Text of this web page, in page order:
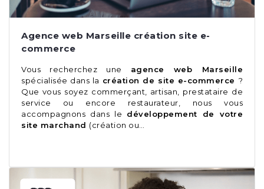
Agence web Marseille création site e-
commerce
Vous recherchez une agence web Marseille
spécialisée dans la création de site e-commerce ?
Que vous soyez commerçant, artisan, prestataire de
service ou encore restaurateur, nous vous
accompagnons dans le développement de votre
site marchand (création ou…